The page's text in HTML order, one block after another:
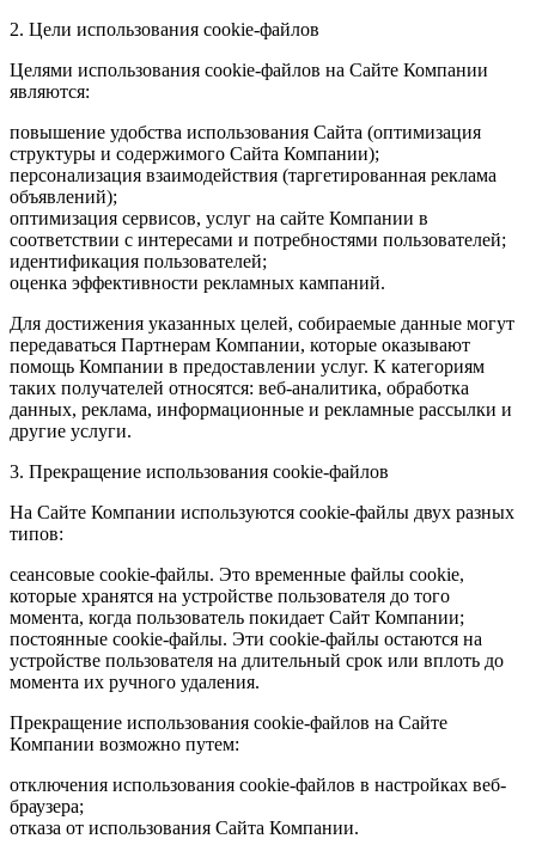
2. Цели использования cookie-файлов
Целями использования cookie-файлов на Сайте Компании
являются:
повышение удобства использования Сайта (оптимизация
структуры и содержимого Сайта Компании);
персонализация взаимодействия (таргетированная реклама
объявлений);
оптимизация сервисов, услуг на сайте Компании в
соответствии с интересами и потребностями пользователей;
идентификация пользователей;
оценка эффективности рекламных кампаний.
Для достижения указанных целей, собираемые данные могут
передаваться Партнерам Компании, которые оказывают
помощь Компании в предоставлении услуг. К категориям
таких получателей относятся: веб-аналитика, обработка
данных, реклама, информационные и рекламные рассылки и
другие услуги.
3. Прекращение использования cookie-файлов
На Сайте Компании используются cookie-файлы двух разных
типов:
сеансовые cookie-файлы. Это временные файлы cookie,
которые хранятся на устройстве пользователя до того
момента, когда пользователь покидает Сайт Компании;
постоянные cookie-файлы. Эти cookie-файлы остаются на
устройстве пользователя на длительный срок или вплоть до
момента их ручного удаления.
Прекращение использования cookie-файлов на Сайте
Компании возможно путем:
отключения использования cookie-файлов в настройках веб-
браузера;
отказа от использования Сайта Компании.